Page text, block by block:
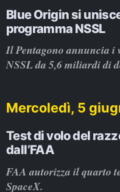
Blue Origin si
programma NSSL
Il Pentagono annuncia i
NSSL da 5,6 miliardi di
Mercoledì, 5
Test di volo del
dall’FAA
FAA autorizza il quarto
SpaceX.